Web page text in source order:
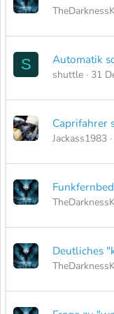
S Automatik
shuttle 31
Caprifahrer
Jackass1983
Deutliches